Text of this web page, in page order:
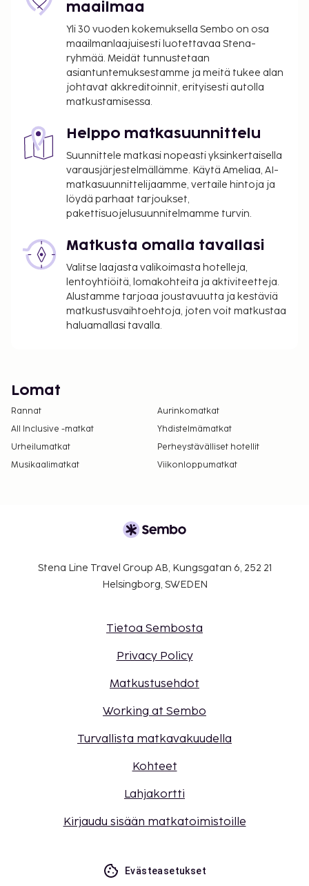
maailmaa
Yli 30 vuoden kokemuksella Sembo on osa
maailmanlaajuisesti luotettavaa Stena-
ryhmää. Meidät tunnustetaan
asiantuntemuksestamme ja meitä tukee alan
johtavat akkreditoinnit, erityisesti autolla
matkustamisessa.
Helppo matkasuunnittelu
Suunnittele matkasi nopeasti yksinkertaisella
varausjärjestelmällämme. Käytä Ameliaa, AI-
matkasuunnittelijaamme, vertaile hintoja ja
löydä parhaat tarjoukset,
pakettisuojelusuunnitelmamme turvin.
Matkusta omalla tavallasi
Valitse laajasta valikoimasta hotelleja,
lentoyhtiöitä, lomakohteita ja aktiviteetteja.
Alustamme tarjoaa joustavuutta ja kestäviä
matkustusvaihtoehtoja, joten voit matkustaa
haluamallasi tavalla.
Lomat
Rannat
Aurinkomatkat
All Inclusive -matkat
Yhdistelmämatkat
Urheilumatkat
Perheystävälliset hotellit
Musikaalimatkat
Viikonloppumatkat
Stena Line Travel Group AB, Kungsgatan 6, 252 21
Helsingborg, SWEDEN
Tietoa Sembosta
Privacy Policy
Matkustusehdot
Working at Sembo
Turvallista matkavakuudella
Kohteet
Lahjakortti
Kirjaudu sisään matkatoimistoille
Evästeasetukset